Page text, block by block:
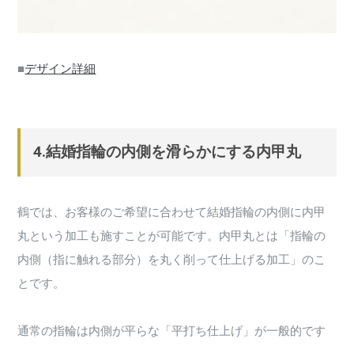
■デザイン詳細
4.結婚指輪の内側を滑らかにする内甲丸
鶴では、お客様のご希望に合わせて結婚指輪の内側に内甲
丸という加工も施すことが可能です。内甲丸とは「指輪の
内側（指に触れる部分）を丸く削って仕上げる加工」のこ
とです。
通常の指輪は内側が平らな「平打ち仕上げ」が一般的です